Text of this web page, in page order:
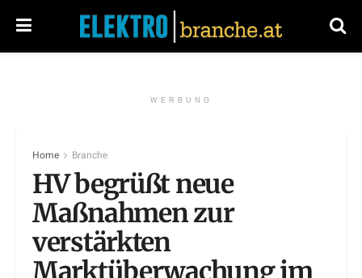
WERBUNG
Home Branche
HV begrüßt neue
Maßnahmen zur
verstärkten
Marktüberwachung im